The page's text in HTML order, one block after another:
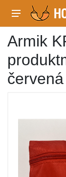
Armik
červená